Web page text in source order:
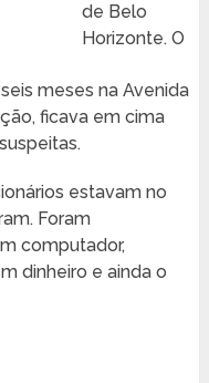
de Belo
Horizonte. O
meses na Avenida
ficava em cima
estavam no
Foram
computador,
dinheiro e ainda o